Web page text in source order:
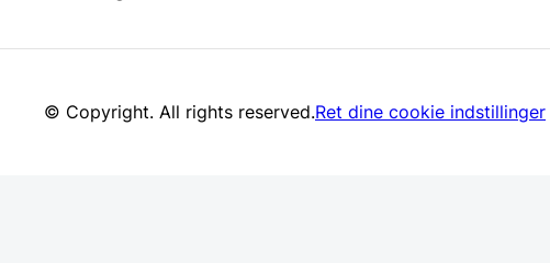
© Copyright. All rights reserved.Ret dine cookie indstillinger